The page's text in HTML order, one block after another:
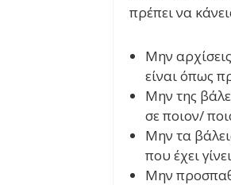
πρέπει να
Μην
είναι όπως
Μην της
σε ποιον/
Μην τα
που έχει
Μην